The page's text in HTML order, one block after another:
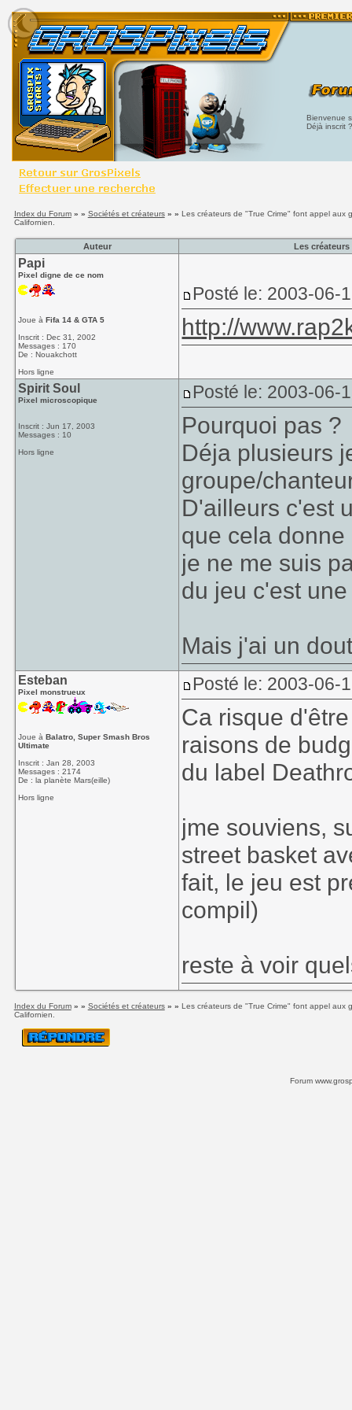
Bienvenue
Déjà inscrit
Index du Forum» » Sociétés et créateurs» » Les créateurs de "True Crime" font appel aux
Californien.
Auteur Les
Papi
Pixel digne de ce nom
Joue àFifa 14 & GTA 5
Inscrit : Dec 31, 2002
Messages : 170
De : Nouakchott
Hors ligne
Posté le: 2003-06-
http://
Spirit Soul
Pixel microscopique
Inscrit : Jun 17, 2003
Messages : 10
Hors ligne
Posté le: 2003-06-
Pourquoi pas ?
Déja plusieurs
groupe/
D'ailleurs c'est
que cela
je ne me suis
du jeu c'est
Mais j'ai un
Esteban
Pixel monstrueux
Joue àBalatro, Super Smash Bros
Ultimate
Inscrit : Jan 28, 2003
Messages : 2174
De : la planète Mars(eille)
Hors ligne
Posté le: 2003-06-
Ca risque
raisons de
du label
jme souviens,
street basket
fait, le jeu est
compil)
reste à voir
Index du Forum» » Sociétés et créateurs» » Les créateurs de "True Crime" font appel aux
Californien.
Forum